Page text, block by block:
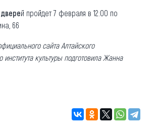
й пройдет 7 февраля в 12:00 по
66
сайта Алтайского
института культуры подготовила Жанна